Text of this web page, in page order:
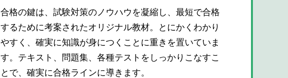
合格の鍵は、試験対策のノウハウを凝縮し、最短で合格
するために考案されたオリジナル教材。とにかくわかり
やすく、確実に知識が身につくことに重きを置いていま
す。テキスト、問題集、各種テストをしっかりこなすこ
とで、確実に合格ラインに導きます。